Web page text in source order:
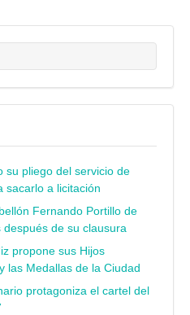
su pliego del servicio de
sacarlo a licitación
Fernando Portillo de
de su clausura
propone sus Hijos
las Medallas de la Ciudad
protagoniza el cartel del